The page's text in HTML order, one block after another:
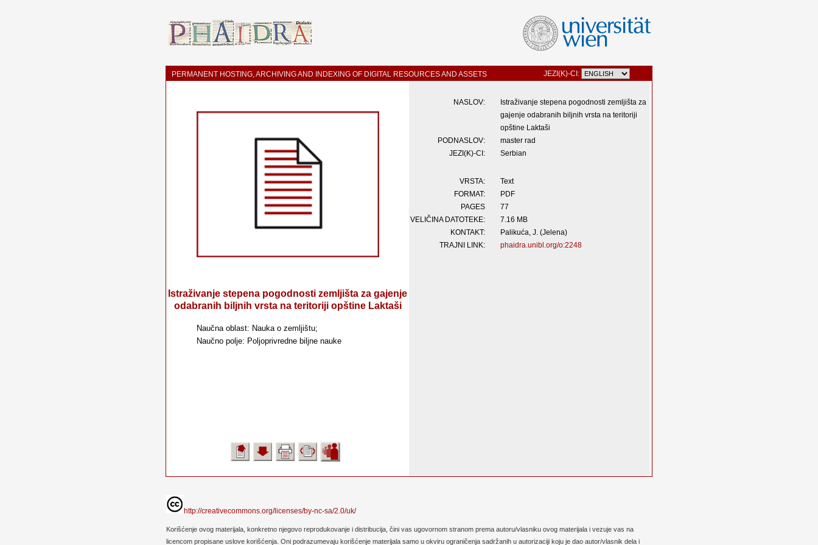
PERMANENT HOSTING, ARCHIVING AND INDEXING OF DIGITAL RESOURCES AND ASSETS JEZI(K)-CI:
Istraživanje stepena pogodnosti zemljišta za gajenje
odabranih biljnih vrsta na teritoriji opštine Laktaši
Naučna oblast: Nauka o zemljištu;
Naučno polje: Poljoprivredne biljne nauke
NASLOV:
Istraživanje stepena pogodnosti zemljišta za
gajenje odabranih biljnih vrsta na teritoriji
opštine Laktaši
PODNASLOV:
master rad
JEZI(K)-CI:
Serbian
VRSTA:
Text
FORMAT:
PDF
PAGES
77
VELIČINA DATOTEKE:
7.16 MB
KONTAKT:
Palikuća, J. (Jelena)
TRAJNI LINK:
phaidra.unibl.org/o:2248
http://creativecommons.org/licenses/by-nc-sa/2.0/uk/
Korišćenje ovog materijala, konkretno njegovo reprodukovanje i distribucija, čini vas ugovornom stranom prema autoru/vlasniku ovog materijala i vezuje vas na
licencom propisane uslove korišćenja. Oni podrazumevaju korišćenje materijala samo u okviru ograničenja sadržanih u autorizaciji koju je dao autor/vlasnik dela i